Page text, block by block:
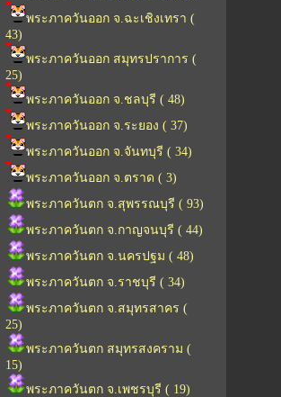
พระภาควันออก จ.ฉะเชิงเทรา (
43)
พระภาควันออก สมุทรปราการ (
25)
พระภาควันออก จ.ชลบุรี ( 48)
พระภาควันออก จ.ระยอง ( 37)
พระภาควันออก จ.จันทบุรี ( 34)
พระภาควันออก จ.ตราด ( 3)
พระภาควันตก จ.สุพรรณบุรี ( 93)
พระภาควันตก จ.กาญจนบุรี ( 44)
พระภาควันตก จ.นครปฐม ( 48)
พระภาควันตก จ.ราชบุรี ( 34)
พระภาควันตก จ.สมุทรสาคร (
25)
พระภาควันตก สมุทรสงคราม (
15)
พระภาควันตก จ.เพชรบุรี ( 19)